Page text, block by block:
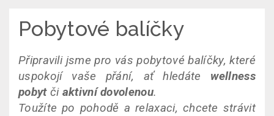
Pobytové balíčky
Připravili jsme pro vás pobytové balíčky, které
uspokojí vaše přání, ať hledáte wellness
pobytči aktivní dovolenou.
Toužíte po pohodě a relaxaci, chcete strávit